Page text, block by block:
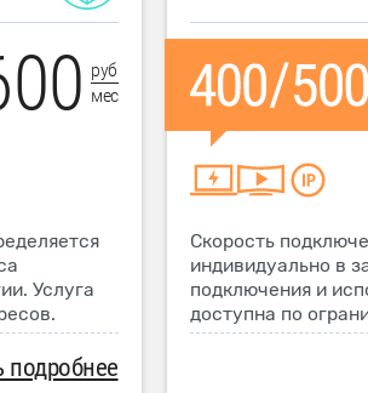
руб
мес
Услуга
подробнее
Скорость
индивидуально в
подключения и
доступна по